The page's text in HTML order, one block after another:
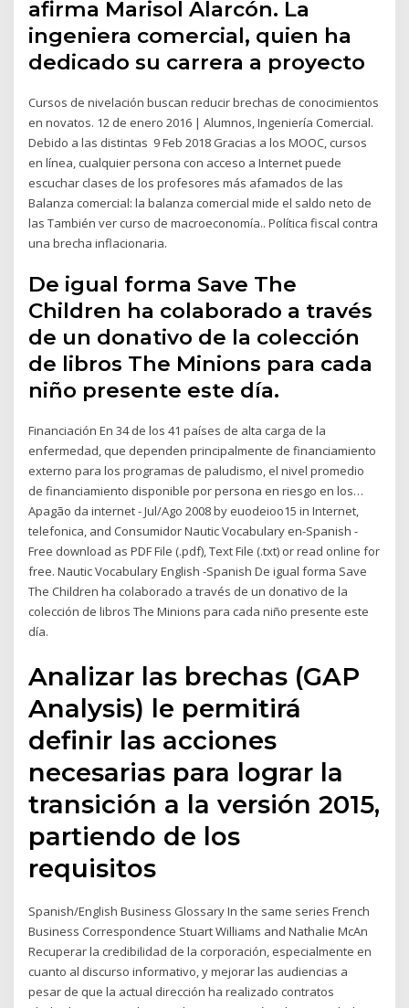
afirma Marisol Alarcón. La
ingeniera comercial, quien ha
dedicado su carrera a proyecto
Cursos de nivelación buscan reducir brechas de conocimientos
en novatos. 12 de enero 2016 | Alumnos, Ingeniería Comercial.
Debido a las distintas 9 Feb 2018 Gracias a los MOOC, cursos
en línea, cualquier persona con acceso a Internet puede
escuchar clases de los profesores más afamados de las
Balanza comercial: la balanza comercial mide el saldo neto de
las También ver curso de macroeconomía.. Política fiscal contra
una brecha inflacionaria.
De igual forma Save The
Children ha colaborado a través
de un donativo de la colección
de libros The Minions para cada
niño presente este día.
Financiación En 34 de los 41 países de alta carga de la
enfermedad, que dependen principalmente de financiamiento
externo para los programas de paludismo, el nivel promedio
de financiamiento disponible por persona en riesgo en los…
Apagão da internet - Jul/Ago 2008 by euodeioo15 in Internet,
telefonica, and Consumidor Nautic Vocabulary en-Spanish -
Free download as PDF File (.pdf), Text File (.txt) or read online for
free. Nautic Vocabulary English -Spanish De igual forma Save
The Children ha colaborado a través de un donativo de la
colección de libros The Minions para cada niño presente este
día.
Analizar las brechas (GAP
Analysis) le permitirá
definir las acciones
necesarias para lograr la
transición a la versión 2015,
partiendo de los
requisitos
Spanish/English Business Glossary In the same series French
Business Correspondence Stuart Williams and Nathalie McAn
Recuperar la credibilidad de la corporación, especialmente en
cuanto al discurso informativo, y mejorar las audiencias a
pesar de que la actual dirección ha realizado contratos